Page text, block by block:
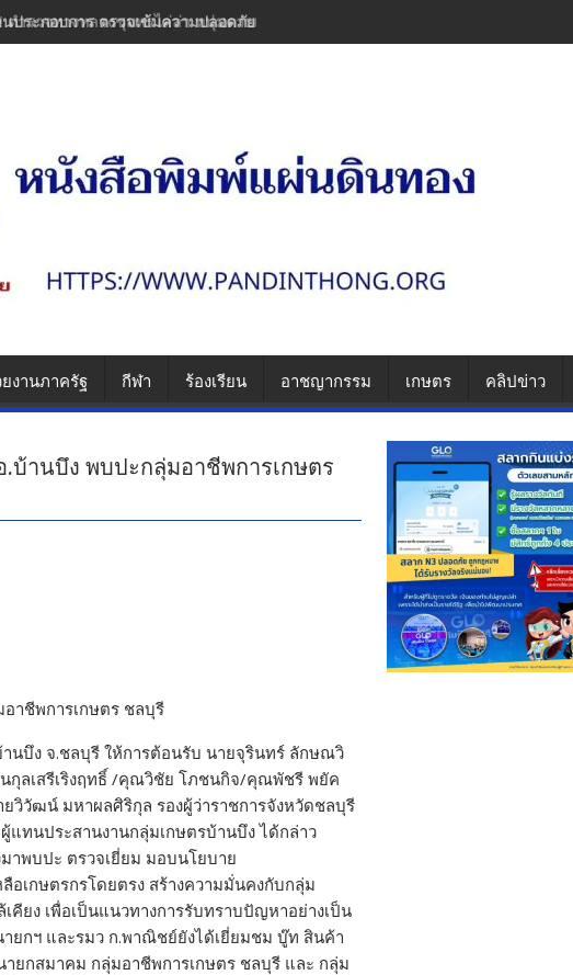
ประกอบการ ตรวจเข้มความปลอดภัย ป้องกันซ้ำรอยความสูญเสียหมู่
งานภาครัฐ กีฬา ร้องเรียน อาชญากรรม เกษตร คลิปข่าว
านบึง พบปะกลุ่มอาชีพการเกษตร
าชีพการเกษตร ชลบุรี
นบึง จ.ชลบุรี ให้การต้อนรับ นายจุรินทร์ ลักษณวิ
กุลเสรีเริงฤทธิ์ /คุณวิชัย โภชนกิจ/คุณพัชรี พยัค
วัฒน์ มหาผลศิริกุล รองผู้ว่าราชการจังหวัดชลบุรี
ทนประสานงานกลุ่มเกษตรบ้านบึง ได้กล่าว
พบปะ ตรวจเยี่ยม มอบนโยบาย
อเกษตรกรโดยตรง สร้างความมั่นคงกับกลุ่ม
คียง เพื่อเป็นแนวทางการรับทราบปัญหาอย่างเป็น
ยกฯ และรมว ก.พาณิชย์ยังได้เยี่ยมชม บู๊ท สินค้า
ยกสมาคม กลุ่มอาชีพการเกษตร ชลบุรี และ กลุ่ม